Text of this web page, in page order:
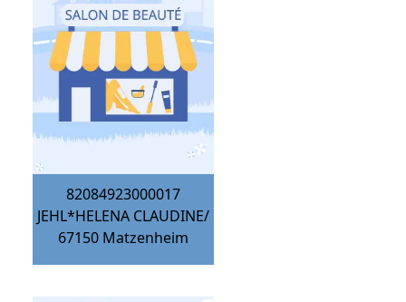
82084923000017
JEHL*HELENA CLAUDINE/
67150 Matzenheim